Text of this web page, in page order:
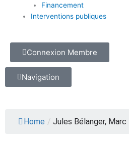
Financement
Interventions publiques
Connexion Membre
Navigation
Home / Jules Bélanger, Marc